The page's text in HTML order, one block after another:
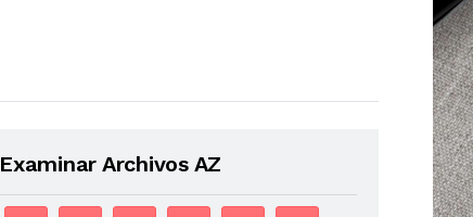
Examinar Archivos AZ